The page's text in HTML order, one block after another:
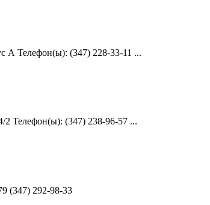
А Телефон(ы): (347) 228-33-11 ...
2 Телефон(ы): (347) 238-96-57 ...
(347) 292-98-33